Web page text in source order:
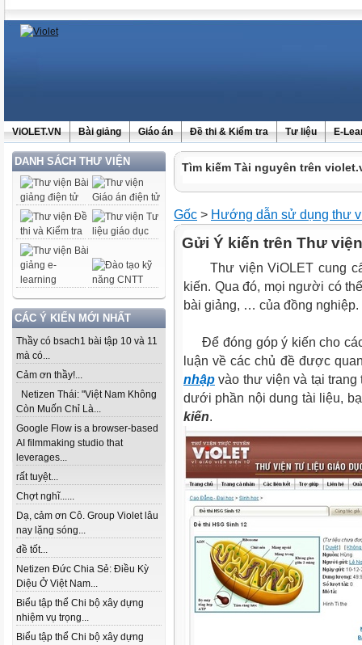
ViOLET.VN Bài giảng Giáo án Đề thi & Kiểm tra Tư liệu E-
DANH SÁCH THƯ VIỆN
CÁC Ý KIẾN MỚI NHẤT
Thầy có bsach1 bài tập 10 và 11
mà có...
Cảm ơn thầy!...
Netizen Thái: "Việt Nam Không
Còn Muốn Chỉ Là...
Google Flow is a browser-based
AI filmmaking studio that
leverages...
rất tuyệt...
Chợt nghĩ......
Dạ, cảm ơn Cô. Group Violet lâu
nay lặng sóng...
đề tốt...
Netizen Đức Chia Sẻ: Điều Kỳ
Diệu Ở Việt Nam...
Biểu tập thể Chi bộ xây dựng
nhiệm vụ trọng...
Biểu tập thể Chi bộ xây dựng
Tìm kiếm Tài nguyên trên
Gốc > Hướng dẫn sử dụng thư
Gửi Ý kiến trên Thư
Thư viện ViOLET cung
kiến. Qua đó, mọi người có
bài giảng, … của đồng nghiệp.
Để đóng góp ý kiến cho
luận về các chủ đề được
nhập vào thư viện và tại trang
dưới phần nội dung tài liệu,
kiến.